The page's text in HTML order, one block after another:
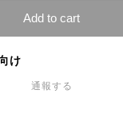
Add to cart
け
通報する